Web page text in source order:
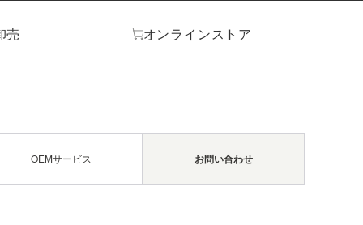
売 オンラインストア
OEMサービス お問い合わせ